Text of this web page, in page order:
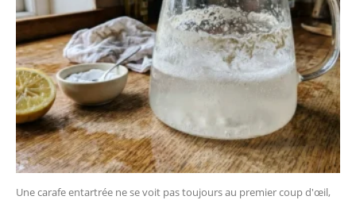
Une carafe entartrée ne se voit pas toujours au premier coup d'œil,